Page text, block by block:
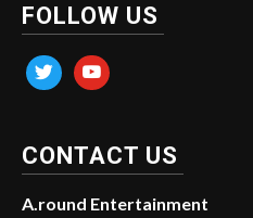
FOLLOW US
twitter youtube
CONTACT US
A.round Entertainment